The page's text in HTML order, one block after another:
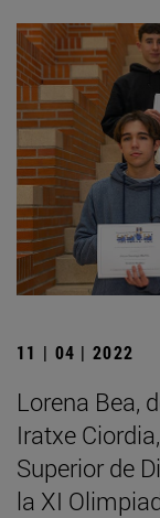
11 | 04 | 2022
Lorena Bea,
Iratxe
Superior de
la XI